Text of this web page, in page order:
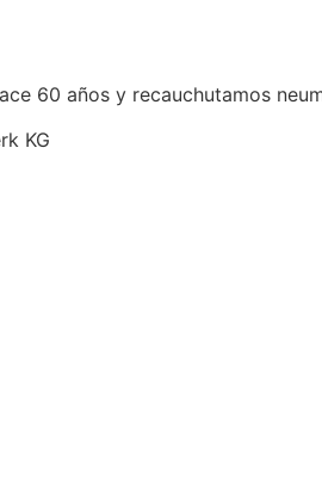
60 años y recauchutamos
KG